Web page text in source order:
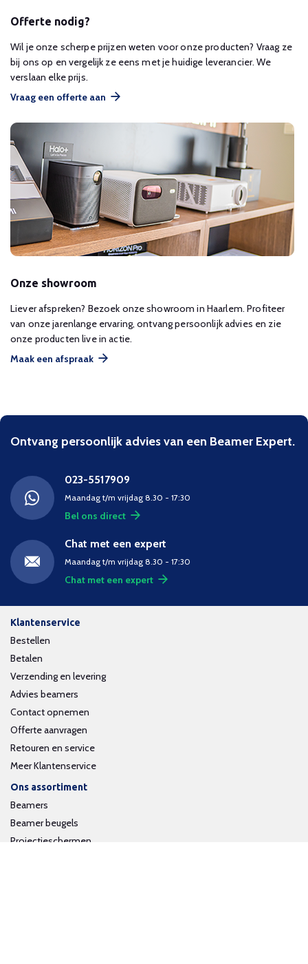
Offerte nodig?
Wil je onze scherpe prijzen weten voor onze producten? Vraag ze
bij ons op en vergelijk ze eens met je huidige leverancier. We
verslaan elke prijs.
Vraag een offerte aan
Onze showroom
Liever afspreken? Bezoek onze showroom in Haarlem. Profiteer
van onze jarenlange ervaring, ontvang persoonlijk advies en zie
onze producten live in actie.
Maak een afspraak
Ontvang persoonlijk advies van een Beamer Expert.
023-5517909
Maandag t/m vrijdag 8.30 - 17:30
Bel ons direct
Chat met een expert
Maandag t/m vrijdag 8.30 - 17:30
Chat met een expert
Klantenservice
Bestellen
Betalen
Verzending en levering
Advies beamers
Contact opnemen
Offerte aanvragen
Retouren en service
Meer Klantenservice
Ons assortiment
Beamers
Beamer beugels
Projectieschermen